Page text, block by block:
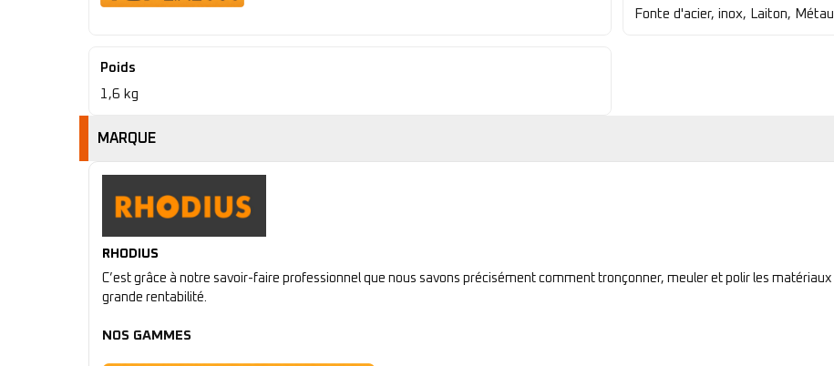
Fonte d'acier, inox, Laiton,
Poids
1,6 kg
MARQUE
RHODIUS
C’est grâce à notre savoir-faire professionnel que nous savons précisément comment tronçonner, meuler et polir les
grande rentabilité.
NOS GAMMES